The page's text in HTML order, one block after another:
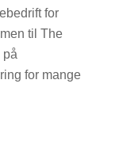
for
til The
på
for mange